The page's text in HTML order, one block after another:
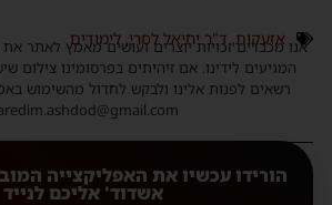
אזעקות,ד"ר יחיאל לסרי,לימודים
אנו מכבדים זכויות יוצרים ועושים מאמץ לאתר את
המגיעים לידינו. אם זיהיתים בפרסומינו צילום
רשאים לפנות אלינו ולבקש לחדול מהשימוש
הורידו עכשיו את האפליקצייה
אשדוד' אליכם לנייד